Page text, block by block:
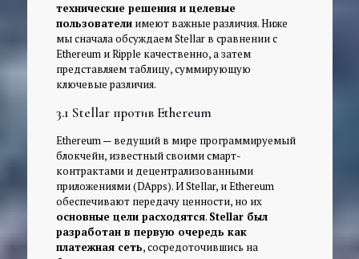
технические решения и целевые
пользователиимеют важные различия. Ниже
мы сначала обсуждаем Stellar в сравнении с
Ethereum и Ripple качественно, а затем
представляем таблицу, суммирующую
ключевые различия.
3.1 Stellar против Ethereum
Ethereum — ведущий в мире программируемый
блокчейн, известный своими смарт-
контрактами и децентрализованными
приложениями (DApps). И Stellar, и Ethereum
обеспечивают передачу ценности, но их
основные цели расходятся. Stellar был
разработан в первую очередь как
платежная сеть, сосредоточившись на